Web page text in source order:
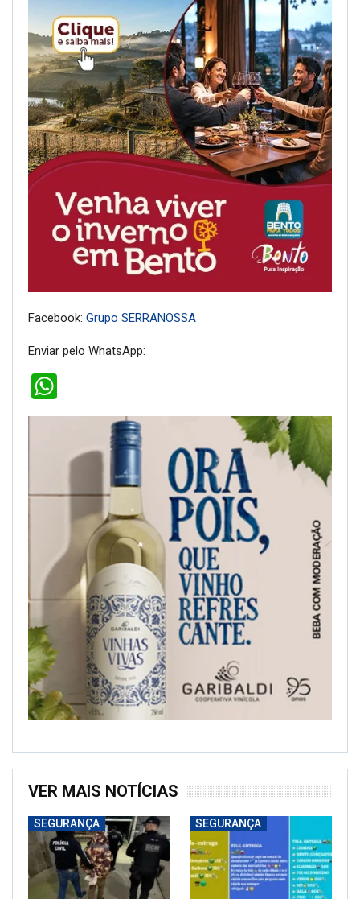
Facebook: Grupo SERRANOSSA
Enviar pelo WhatsApp:
VER MAIS NOTÍCIAS
SEGURANÇA SEGURANÇA